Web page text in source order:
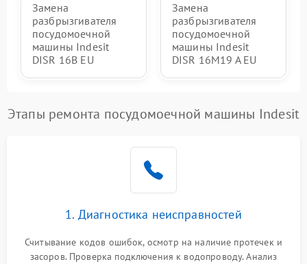
Замена
разбрызгивателя
посудомоечной
машины Indesit
DISR 16B EU
Замена
разбрызгивателя
посудомоечной
машины Indesit
DISR 16M19 A EU
Этапы ремонта посудомоечной машины Indesit
1. Диагностика неисправностей
Считывание кодов ошибок, осмотр на наличие протечек и
засоров. Проверка подключения к водопроводу. Анализ